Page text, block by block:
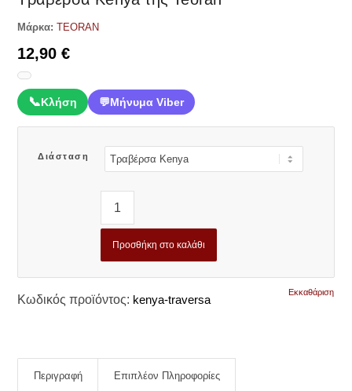
Μάρκα: TEORAN
12,90€
📞Κλήση 💬Μήνυμα Viber
Διάσταση
Εκκαθάριση
Προσθήκη στο καλάθι
Κωδικός προϊόντος: kenya-traversa
Περιγραφή Επιπλέον Πληροφορίες